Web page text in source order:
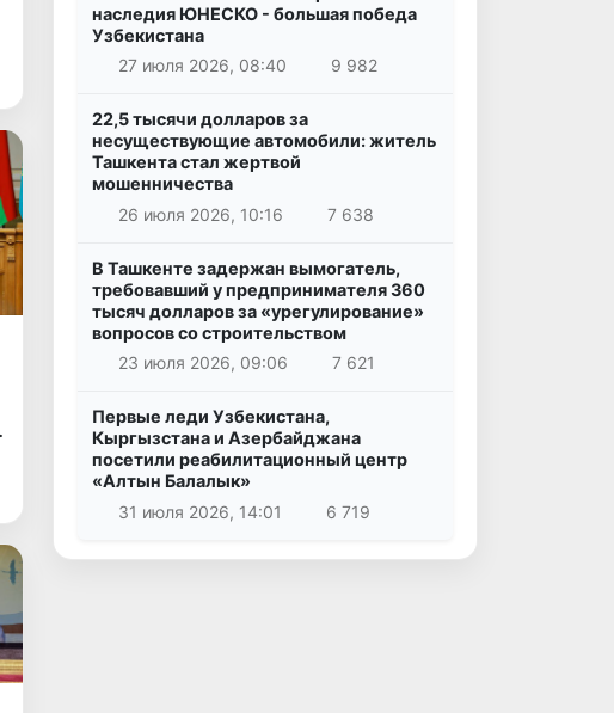
наследия ЮНЕСКО - большая победа
Узбекистана
27 июля 2026, 08:40
9 982
22,5 тысячи долларов за
несуществующие автомобили: житель
Ташкента стал жертвой
мошенничества
26 июля 2026, 10:16
7 638
В Ташкенте задержан вымогатель,
требовавший у предпринимателя 360
тысяч долларов за «урегулирование»
вопросов со строительством
23 июля 2026, 09:06
7 621
Первые леди Узбекистана,
Кыргызстана и Азербайджана
посетили реабилитационный центр
«Алтын Балалык»
31 июля 2026, 14:01
6 719